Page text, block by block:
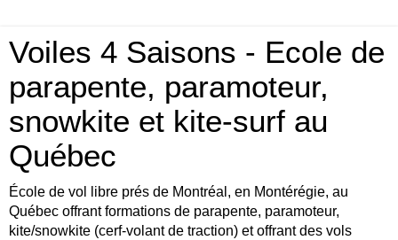
Voiles 4 Saisons - Ecole de
parapente, paramoteur,
snowkite et kite-surf au
Québec
École de vol libre prés de Montréal, en Montérégie, au
Québec offrant formations de parapente, paramoteur,
kite/snowkite (cerf-volant de traction) et offrant des vols